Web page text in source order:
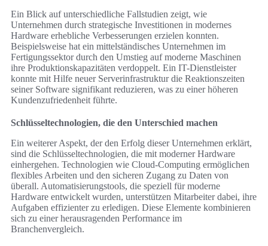
Ein Blick auf unterschiedliche Fallstudien zeigt, wie
Unternehmen durch strategische Investitionen in modernes
Hardware erhebliche Verbesserungen erzielen konnten.
Beispielsweise hat ein mittelständisches Unternehmen im
Fertigungssektor durch den Umstieg auf moderne Maschinen
ihre Produktionskapazitäten verdoppelt. Ein IT-Dienstleister
konnte mit Hilfe neuer Serverinfrastruktur die Reaktionszeiten
seiner Software signifikant reduzieren, was zu einer höheren
Kundenzufriedenheit führte.
Schlüsseltechnologien, die den Unterschied machen
Ein weiterer Aspekt, der den Erfolg dieser Unternehmen erklärt,
sind die Schlüsseltechnologien, die mit moderner Hardware
einhergehen. Technologien wie Cloud-Computing ermöglichen
flexibles Arbeiten und den sicheren Zugang zu Daten von
überall. Automatisierungstools, die speziell für moderne
Hardware entwickelt wurden, unterstützen Mitarbeiter dabei, ihre
Aufgaben effizienter zu erledigen. Diese Elemente kombinieren
sich zu einer herausragenden Performance im
Branchenvergleich.